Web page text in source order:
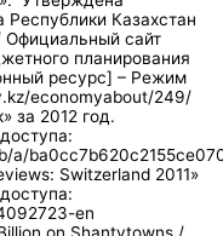
Республики Казахстан
Официальный сайт
планирования
ресурс] – Режим
economyabout/249/
за 2012 год.
a/
Switzerland 2011»
en